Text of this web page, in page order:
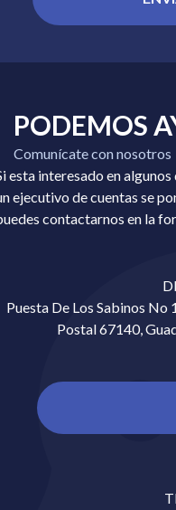
PODEMOS
Comunícate con nosotros
esta interesado en
ejecutivo de cuentas se
contactarnos en la
Puesta De Los Sabinos No
Postal 67140,